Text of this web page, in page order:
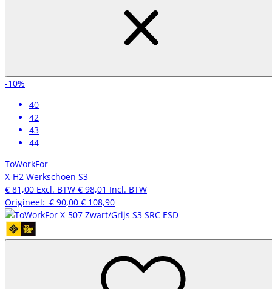
-10%
40
42
43
44
ToWorkFor
X-H2 Werkschoen S3
€ 81,00 Excl. BTW € 98,01 Incl. BTW
Origineel: € 90,00 € 108,90